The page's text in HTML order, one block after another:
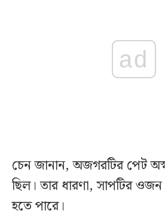
ad
চেন জানান, অজগরটির পেট
ছিল। তার ধারণা, সাপটির
হতে পারে।